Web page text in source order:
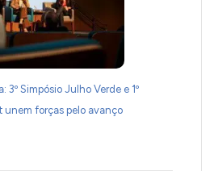
Simpósio Julho Verde e 1º
unem forças pelo avanço